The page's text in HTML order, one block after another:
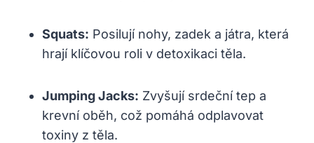
Squats: Posilují nohy, zadek a játra, která
hrají klíčovou roli v detoxikaci těla.
Jumping Jacks: Zvyšují srdeční tep a
krevní oběh, což pomáhá odplavovat
toxiny z těla.